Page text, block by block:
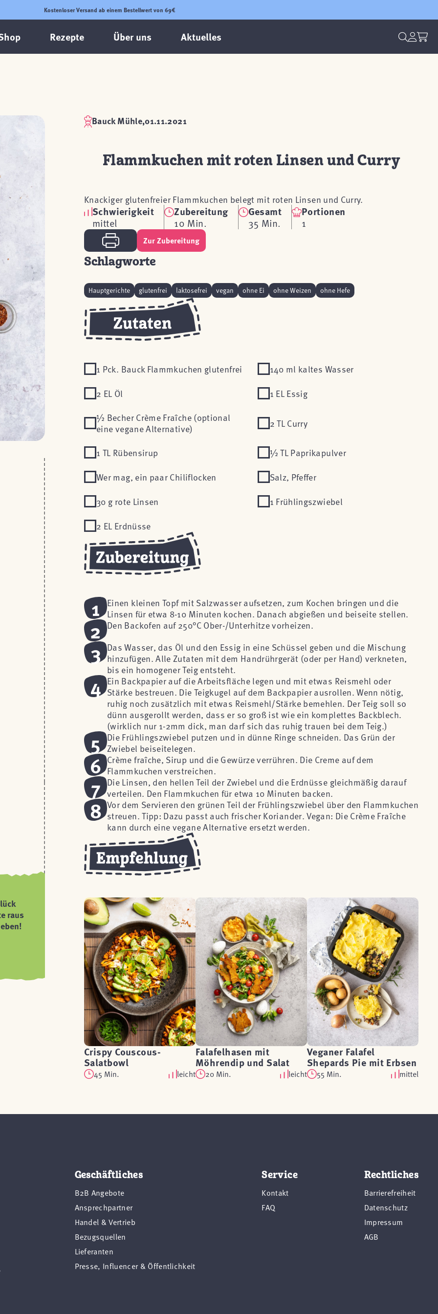
Kostenloser Versand ab einem Bestellwert von 69€
Rezepte Über uns Aktuelles
raus
Bauck Mühle,01.11.2021
Flammkuchen mit roten Linsen und Curry
Knackiger glutenfreier Flammkuchen belegt mit roten Linsen und Curry.
Schwierigkeit
mittel
Zubereitung
10 Min.
Gesamt
35 Min.
Portionen
1
Zur Zubereitung
Schlagworte
Hauptgerichte glutenfrei laktosefrei vegan ohne Ei ohne Weizen ohne Hefe
1 Pck. Bauck Flammkuchen glutenfrei
140 ml kaltes Wasser
2 EL Öl
1 EL Essig
½ Becher Crème Fraîche (optional
eine vegane Alternative)
2 TL Curry
1 TL Rübensirup
½ TL Paprikapulver
Wer mag, ein paar Chiliflocken
Salz, Pfeffer
30 g rote Linsen
1 Frühlingszwiebel
2 EL Erdnüsse
1
Einen kleinen Topf mit Salzwasser aufsetzen, zum Kochen bringen und die
Linsen für etwa 8-10 Minuten kochen. Danach abgießen und beiseite stellen.
2 Den Backofen auf 250°C Ober-/Unterhitze vorheizen.
3 Das Wasser, das Öl und den Essig in eine Schüssel geben und die Mischung
hinzufügen. Alle Zutaten mit dem Handrührgerät (oder per Hand) verkneten,
bis ein homogener Teig entsteht.
4 Ein Backpapier auf die Arbeitsfläche legen und mit etwas Reismehl oder
Stärke bestreuen. Die Teigkugel auf dem Backpapier ausrollen. Wenn nötig,
ruhig noch zusätzlich mit etwas Reismehl/Stärke bemehlen. Der Teig soll so
dünn ausgerollt werden, dass er so groß ist wie ein komplettes Backblech.
(wirklich nur 1-2mm dick, man darf sich das ruhig trauen bei dem Teig.)
5
Die Frühlingszwiebel putzen und in dünne Ringe schneiden. Das Grün der
Zwiebel beiseitelegen.
6 Crème fraîche, Sirup und die Gewürze verrühren. Die Creme auf dem
Flammkuchen verstreichen.
7 Die Linsen, den hellen Teil der Zwiebel und die Erdnüsse gleichmäßig darauf
verteilen. Den Flammkuchen für etwa 10 Minuten backen.
8 Vor dem Servieren den grünen Teil der Frühlingszwiebel über den Flammkuchen
streuen. Tipp: Dazu passt auch frischer Koriander. Vegan: Die Crème Fraîche
kann durch eine vegane Alternative ersetzt werden.
Crispy Couscous-
Salatbowl
45 Min. leicht
Falafelhasen mit
Möhrendip und Salat
20 Min. leicht
Veganer Falafel
Shepards Pie mit Erbsen
55 Min. mittel
Geschäftliches
B2B Angebote
Ansprechpartner
Handel & Vertrieb
Bezugsquellen
Lieferanten
Presse, Influencer & Öffentlichkeit
Service
Kontakt
FAQ
Rechtliches
Barrierefreiheit
Datenschutz
Impressum
AGB